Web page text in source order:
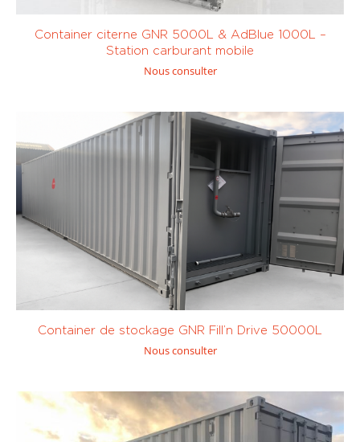
Sur mesure
Electrique (0)
Essence
(SP95, SP98)
(0)
451 à 1000
litres
(0)
1001 à 10 000
plus de 10 000
P1 :
manuelle (0)
P7 : 12V
50l/min(0)
Container citerne GNR 5000L & AdBlue 1000L –
Station carburant mobile
Nous consulter
Container de stockage GNR Fill’n Drive 50000L
Nous consulter